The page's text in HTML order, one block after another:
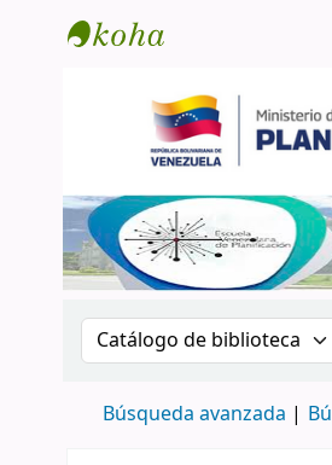
Buscar en el catálogo
Búsqueda avanzada